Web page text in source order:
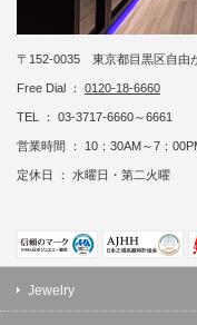
〒152-0035 東京都目黒区自由
Free Dial ： 0120-18-6660
TEL ： 03-3717-6660～6661
営業時間 ： 10：30AM～7：
定休日 ： 水曜日・第二火曜
Jewelry